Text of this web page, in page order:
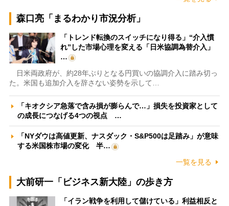
森口亮「まるわかり市況分析」
「トレンド転換のスイッチになり得る」“介入慣
れ”した市場心理を変える「日米協調為替介入」
…
日米両政府が、約28年ぶりとなる円買いの協調介入に踏み切っ
た。米国も追加介入を辞さない姿勢を示して…
「キオクシア急落で含み損が膨らんで…」損失を投資家として
の成長につなげる4つの視点 …
「NYダウは高値更新、ナスダック・S&P500は足踏み」が意味
する米国株市場の変化 半…
一覧を見る
大前研一「ビジネス新大陸」の歩き方
「イラン戦争を利用して儲けている」利益相反と